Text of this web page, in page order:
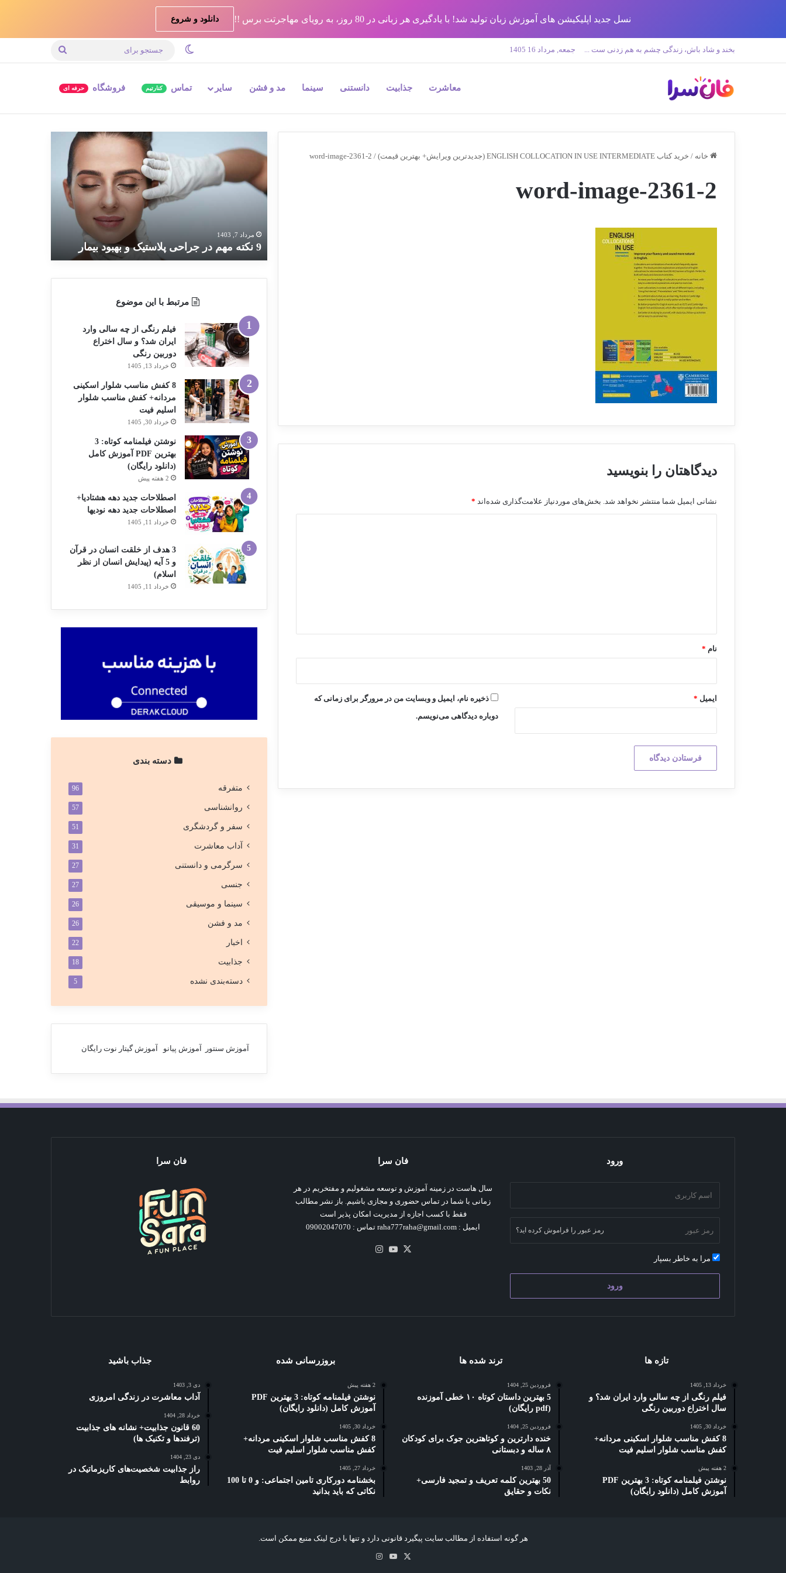
نسل جدید اپلیکیشن های آموزش زبان تولید شد! با یادگیری هر زبانی در 80 روز، به رویای مهاجرتت برس !! دانلود و شروع
بخند و شاد باش، زندگی چشم به هم زدنی ست ... جمعه, مرداد 16 1405 تغییر پوسته جستجو
معاشرت
جذابیت دانستنی سینما مد و فشن سایر تماس کنارتیم فروشگاه حرفه ای
خانه / خرید کتاب ENGLISH COLLOCATION IN USE INTERMEDIATE (جدیدترین ویرایش+ بهترین قیمت) /
word-image-2361-2
word-image-2361-2
دیدگاهتان را بنویسید
نشانی ایمیل شما منتشر نخواهد شد. بخش‌های موردنیاز علامت‌گذاری شده‌اند *
نام *
ایمیل *
ذخیره نام، ایمیل و وبسایت من در مرورگر برای زمانی که
دوباره دیدگاهی می‌نویسم.
نکته
مهم
در
جراحی
پلاستیک
بیمارمرداد 7, 1403
9 نکته مهم در جراحی پلاستیک و بهبود بیمار
مرتبط با این موضوع
فیلم رنگی از چه سالی وارد
ایران شد؟ و سال اختراع
دوربین رنگی
خرداد 13, 1405
8 کفش مناسب شلوار اسکینی
مردانه+ کفش مناسب شلوار
اسلیم فیت
خرداد 30, 1405
نوشتن فیلمنامه کوتاه: 3
بهترین PDF آموزش کامل
(دانلود رایگان)
2 هفته پیش
اصطلاحات جدید دهه هشتادیا+
اصطلاحات جدید دهه نودیها
خرداد 11, 1405
3 هدف از خلقت انسان در قرآن
و 5 آیه (پیدایش انسان از نظر
اسلام)
خرداد 11, 1405
دسته بندی
متفرقه 96
روانشناسی 57
سفر و گردشگری 51
آداب معاشرت 31
سرگرمی و دانستنی 27
جنسی 27
سینما و موسیقی 26
مد و فشن 26
اخبار 22
جذابیت 18
دسته‌بندی نشده 5
آموزش سنتور آموزش پیانو آموزش گیتار نوت رایگان
ورود
رمز عبور را فراموش کرده اید؟
مرا به خاطر بسپار
ورود
فان سرا
سال هاست در زمینه آموزش و توسعه مشغولیم و مفتخریم در هر
زمانی با شما در تماس حضوری و مجازی باشیم. باز نشر مطالب
فقط با کسب اجازه از مدیریت امکان پذیر است
ایمیل : raha777raha@gmail.com تماس : 09002047070
X یوتیوب
فان سرا
تازه ها
خرداد 13, 1405
فیلم رنگی از چه سالی وارد ایران شد؟ و
سال اختراع دوربین رنگی
خرداد 30, 1405
8 کفش مناسب شلوار اسکینی مردانه+
کفش مناسب شلوار اسلیم فیت
2 هفته پیش
نوشتن فیلمنامه کوتاه: 3 بهترین PDF
آموزش کامل (دانلود رایگان)
ترند شده ها
فروردین 25, 1404
5 بهترین داستان کوتاه ۱۰ خطی آموزنده
(pdf رایگان)
فروردین 25, 1404
خنده دارترین و کوتاهترین جوک برای کودکان
۸ ساله و دبستانی
آذر 28, 1403
50 بهترین کلمه تعریف و تمجید فارسی+
نکات و حقایق
بروزرسانی شده
2 هفته پیش
نوشتن فیلمنامه کوتاه: 3 بهترین PDF
آموزش کامل (دانلود رایگان)
خرداد 30, 1405
8 کفش مناسب شلوار اسکینی مردانه+
کفش مناسب شلوار اسلیم فیت
خرداد 27, 1405
بخشنامه دورکاری تامین اجتماعی: و 0 تا 100
نکاتی که باید بدانید
جذاب باشید
دی 3, 1403
آداب معاشرت در زندگی امروزی
خرداد 28, 1404
60 قانون جذابیت+ نشانه های جذابیت
(ترفندها و تکنیک ها)
دی 23, 1404
راز جذابیت شخصیت‌های کاریزماتیک در
روابط
هر گونه استفاده از مطالب سایت پیگیرد قانونی دارد و تنها با درج لینک منبع ممکن است.
یوتیوباینستاگرام